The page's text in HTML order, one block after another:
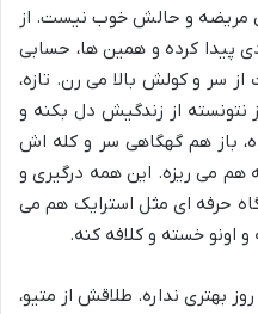
مریضه و حالش خوب نیست. از
پیدا کرده و همین ها، حسابی
سر و کولش بالا می رن. تازه،
نتونسته از زندگیش دل بکنه و
باز هم گهگاهی سر و کله اش
هم می ریزه. این همه درگیری و
حرفه ای مثل استرایک هم می
اونو خسته و کلافه کنه.
بهتری نداره. طلاقش از متیو،